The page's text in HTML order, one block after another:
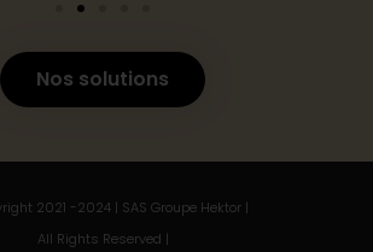
Nos solutions
2021 -2024 | SAS Groupe Hektor |
All Rights Reserved |